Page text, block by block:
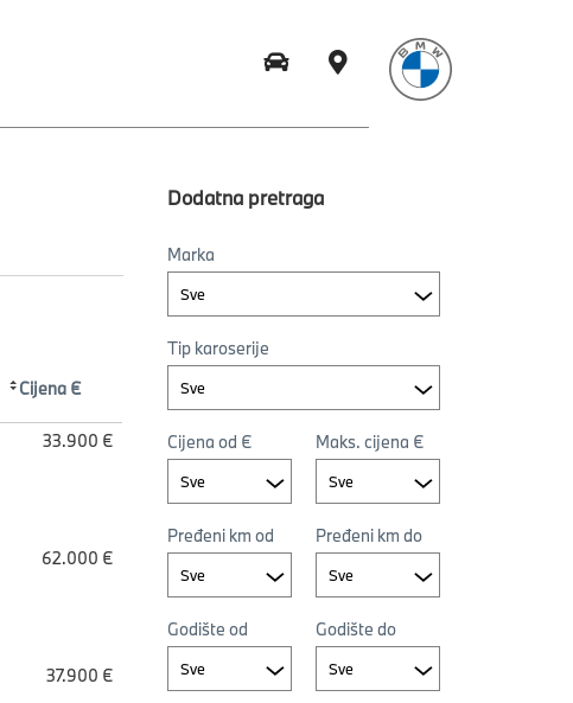
Cijena €
33.900 €
62.000 €
37.900 €
Dodatna pretraga
Marka
Sve
Tip karoserije
Sve
Cijena od €
Sve
Maks. cijena €
Sve
Pređeni km od
Sve
Pređeni km do
Sve
Godište od
Sve
Godište do
Sve